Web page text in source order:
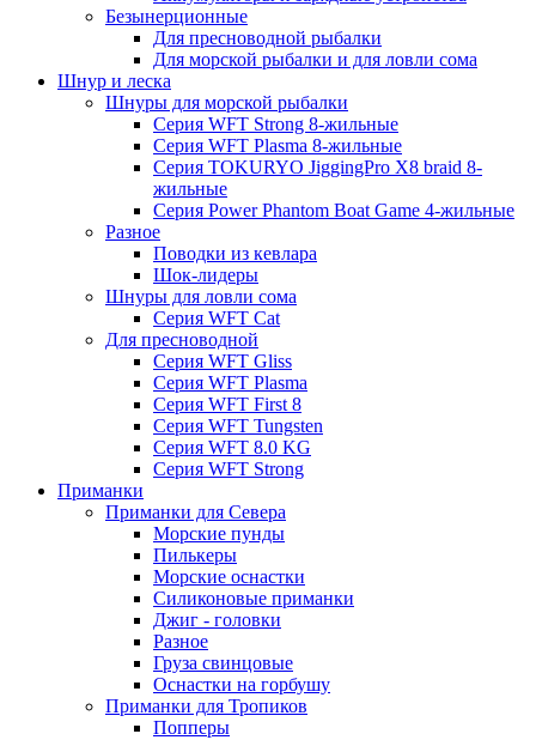
Безынерционные
Для пресноводной рыбалки
Для морской рыбалки и для ловли сома
Шнур и леска
Шнуры для морской рыбалки
Серия WFT Strong 8-жильные
Серия WFT Plasma 8-жильные
Серия TOKURYO JiggingPro X8 braid 8-
жильные
Серия Power Phantom Boat Game 4-жильные
Разное
Поводки из кевлара
Шок-лидеры
Шнуры для ловли сома
Серия WFT Cat
Для пресноводной
Серия WFT Gliss
Серия WFT Plasma
Серия WFT First 8
Серия WFT Tungsten
Серия WFT 8.0 KG
Серия WFT Strong
Приманки
Приманки для Севера
Морские пунды
Пилькеры
Морские оснастки
Силиконовые приманки
Джиг - головки
Разное
Груза свинцовые
Оснастки на горбушу
Приманки для Тропиков
Попперы